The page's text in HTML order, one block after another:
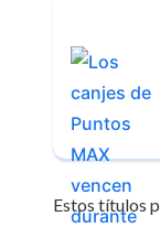
Estos títulos